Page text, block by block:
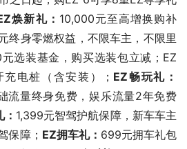
焕新礼： 10,000元至高增换购补
终身零燃权益，不限车主，不限里
选装基金，购买选装包立减；EZ
电桩（含安装）； EZ畅玩礼：
流量终身免费，娱乐流量2年免费
1,399元智驾护航保障，新车车主
保障； EZ拥车礼： 699元拥车礼包